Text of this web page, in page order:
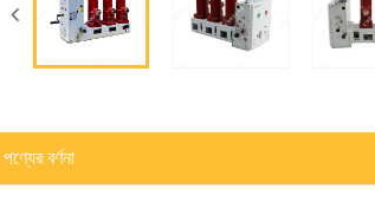
পণ্যের বর্ণনা